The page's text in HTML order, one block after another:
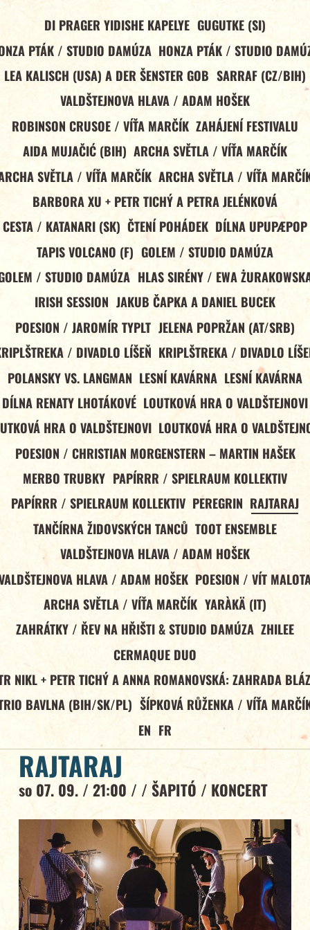
DI PRAGER YIDISHE KAPELYE GUGUTKE (SI)
PTÁK / STUDIO DAMÚZA HONZA PTÁK / STUDIO
LEA KALISCH (USA) A DER ŠENSTER GOB SARRAF (CZ/BIH)
VALDŠTEJNOVA HLAVA / ADAM HOŠEK
ROBINSON CRUSOE / VÍŤA MARČÍK ZAHÁJENÍ FESTIVALU
AIDA MUJAČIĆ (BIH) ARCHA SVĚTLA / VÍŤA MARČÍK
SVĚTLA / VÍŤA MARČÍK ARCHA SVĚTLA / VÍŤA
BARBORA XU + PETR TICHÝ A PETRA JELÉNKOVÁ
CESTA / KATANARI (SK) ČTENÍ POHÁDEK DÍLNA UPUPÆPOP
TAPIS VOLCANO (F) GOLEM / STUDIO DAMÚZA
/ STUDIO DAMÚZA HLAS SIRÉNY / EWA
IRISH SESSION JAKUB ČAPKA A DANIEL BUCEK
POESION / JAROMÍR TYPLT JELENA POPRŽAN (AT/SRB)
/ DIVADLO LÍŠEŇ KRIPLŠTREKA / DIVADLO
POLANSKY VS. LANGMAN LESNÍ KAVÁRNA LESNÍ KAVÁRNA
DÍLNA RENATY LHOTÁKOVÉ LOUTKOVÁ HRA O VALDŠTEJNOVI
HRA O VALDŠTEJNOVI LOUTKOVÁ HRA O
POESION / CHRISTIAN MORGENSTERN – MARTIN HAŠEK
MERBO TRUBKY PAPÍRRR / SPIELRAUM KOLLEKTIV
PAPÍRRR / SPIELRAUM KOLLEKTIV PEREGRIN RAJTARAJ
TANČÍRNA ŽIDOVSKÝCH TANCŮ TOOT ENSEMBLE
VALDŠTEJNOVA HLAVA / ADAM HOŠEK
HLAVA / ADAM HOŠEK POESION / VÍT
ARCHA SVĚTLA / VÍŤA MARČÍK YARÀKÄ (IT)
ZAHRÁTKY / ŘEV NA HŘIŠTI & STUDIO DAMÚZA ZHILEE
CERMAQUE DUO
NIKL + PETR TICHÝ A ANNA ROMANOVSKÁ: ZAHRADA
BAVLNA (BIH/SK/PL) ŠÍPKOVÁ RŮŽENKA / VÍŤA
EN FR
RAJTARAJ
so 07. 09. / 21:00 / / ŠAPITÓ / KONCERT